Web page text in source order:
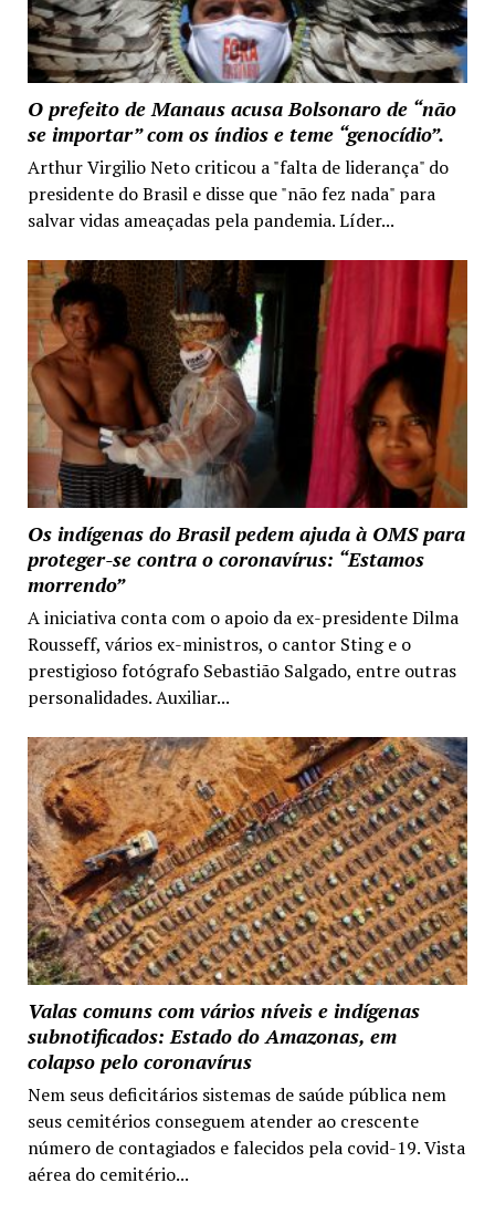
O prefeito de Manaus acusa Bolsonaro de “não
se importar” com os índios e teme “genocídio”.
Arthur Virgilio Neto criticou a "falta de liderança" do
presidente do Brasil e disse que "não fez nada" para
salvar vidas ameaçadas pela pandemia. Líder...
Os indígenas do Brasil pedem ajuda à OMS para
proteger-se contra o coronavírus: “Estamos
morrendo”
A iniciativa conta com o apoio da ex-presidente Dilma
Rousseff, vários ex-ministros, o cantor Sting e o
prestigioso fotógrafo Sebastião Salgado, entre outras
personalidades. Auxiliar...
Valas comuns com vários níveis e indígenas
subnotificados: Estado do Amazonas, em
colapso pelo coronavírus
Nem seus deficitários sistemas de saúde pública nem
seus cemitérios conseguem atender ao crescente
número de contagiados e falecidos pela covid-19. Vista
aérea do cemitério...